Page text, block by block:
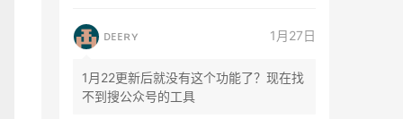
ᴅᴇᴇʀʏ 1月27日
1月22更新后就没有这个功能了？现在找
不到搜公众号的工具